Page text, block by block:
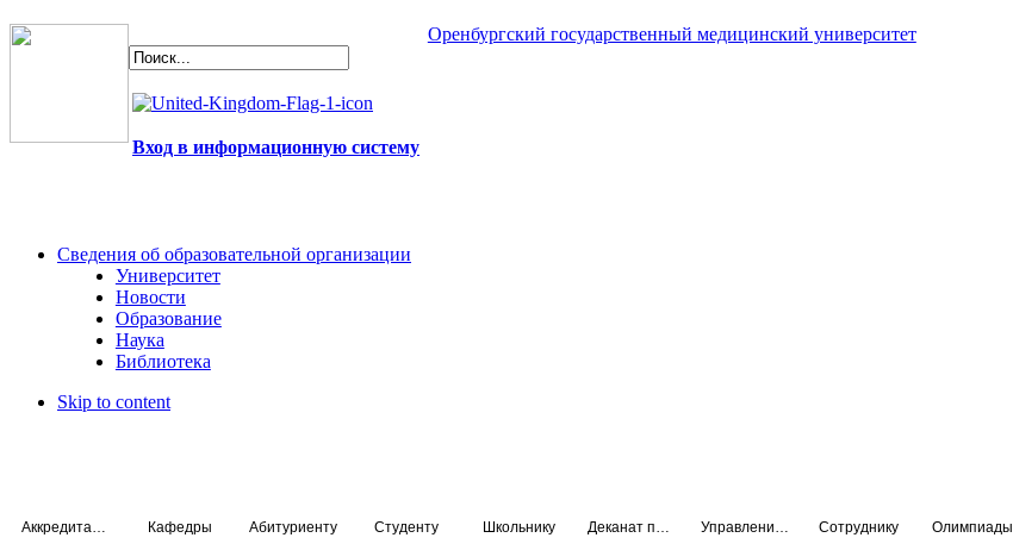
Оренбургский государственный медицинский университет
Вход в информационную систему
Сведения об образовательной организации
Университет
Новости
Образование
Наука
Библиотека
Skip to content
Кафедры Абитуриенту Студенту Школьнику Сотруднику Олимпиады